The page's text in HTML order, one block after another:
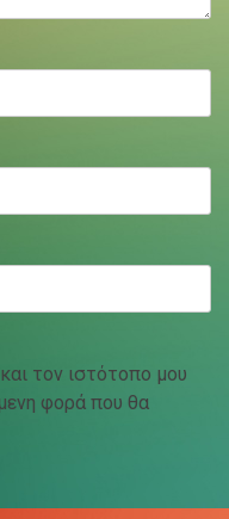
τον ιστότοπο μου
φορά που θα